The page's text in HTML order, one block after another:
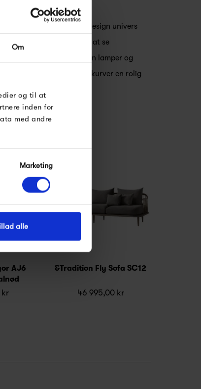
Om
og til at
inden for
med andre
Marketing
alle
del af et spændende design univers
Det er en fornøjelse at se
glæde, at have &Tradition lamper og
danner med deres bløde kurver en rolig
AJ6
kr
&Tradition Fly Sofa SC12
46 995,00 kr